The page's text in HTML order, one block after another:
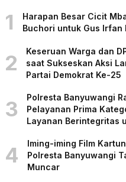
1
Harapan Besar Cicit
Buchori untuk Gus Irfan
2
Keseruan Warga dan
saat Sukseskan Aksi
Partai Demokrat Ke-25
3
Polresta Banyuwangi
Pelayanan Prima
Layanan Berintegritas
4
Iming-iming Film
Polresta Banyuwangi
Muncar